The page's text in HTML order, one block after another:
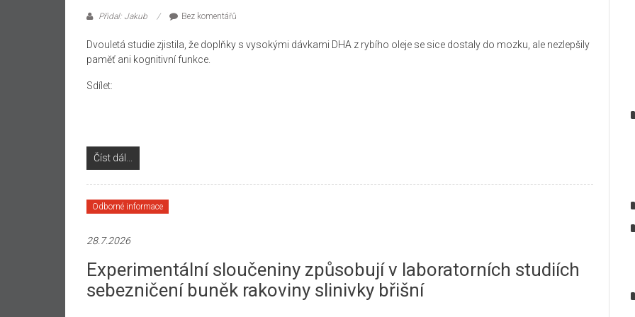
Přidal: Jakub Bez komentářů
Dvouletá studie zjistila, že doplňky s vysokými dávkami DHA z rybího oleje se sice dostaly do mozku, ale nezlepšily
paměť ani kognitivní funkce.
Sdílet:
Číst dál...
Odborné informace
28.7.2026
Experimentální sloučeniny způsobují v laboratorních studiích
sebezničení buněk rakoviny slinivky břišní